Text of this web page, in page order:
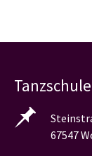
67547